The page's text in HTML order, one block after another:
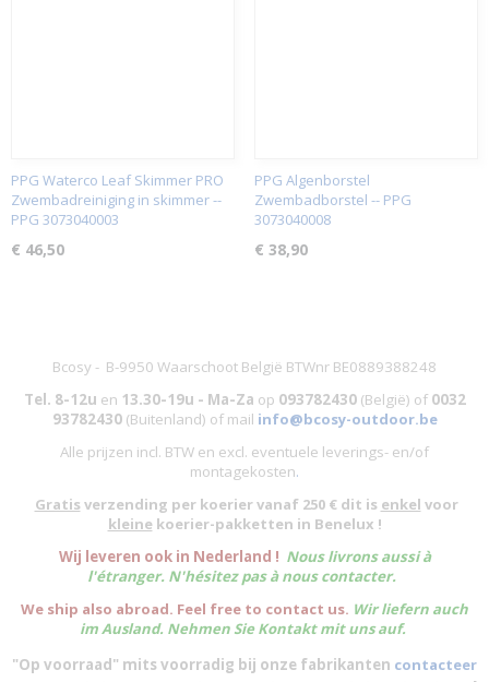
PPG Waterco Leaf Skimmer PRO
Zwembadreiniging in skimmer --
PPG 3073040003
€ 46,50
PPG Algenborstel
Zwembadborstel -- PPG
3073040008
€ 38,90
Bcosy - B-9950 Waarschoot België BTWnr BE0889388248
Tel. 8-12u en 13.30-19u - Ma-Za op 093782430(België) of 0032
93782430(Buitenland) of mail info@bcosy-outdoor.be
Alle prijzen incl. BTW en excl. eventuele leverings- en/of
montagekosten.
Gratis verzending per koerier vanaf 250 € dit is enkel voor
kleinekoerier-pakketten in Benelux !
Wij leveren ook in Nederland ! Nous livrons aussi à
l'étranger. N'hésitez pas à nous contacter.
We ship also abroad. Feel free to contact us. Wir liefern auch
im Ausland. Nehmen Sie Kontakt mit uns auf.
"Op voorraad" mits voorradig bij onze fabrikanten contacteer